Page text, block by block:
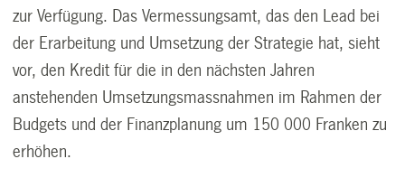
zur Verfügung. Das Vermessungsamt, das den Lead bei
der Erarbeitung und Umsetzung der Strategie hat, sieht
vor, den Kredit für die in den nächsten Jahren
anstehenden Umsetzungsmassnahmen im Rahmen der
Budgets und der Finanzplanung um 150 000 Franken zu
erhöhen.